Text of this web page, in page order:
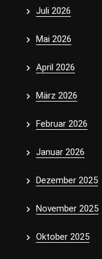
Juli 2026
Mai 2026
April 2026
März 2026
Februar 2026
Januar 2026
Dezember 2025
November 2025
Oktober 2025